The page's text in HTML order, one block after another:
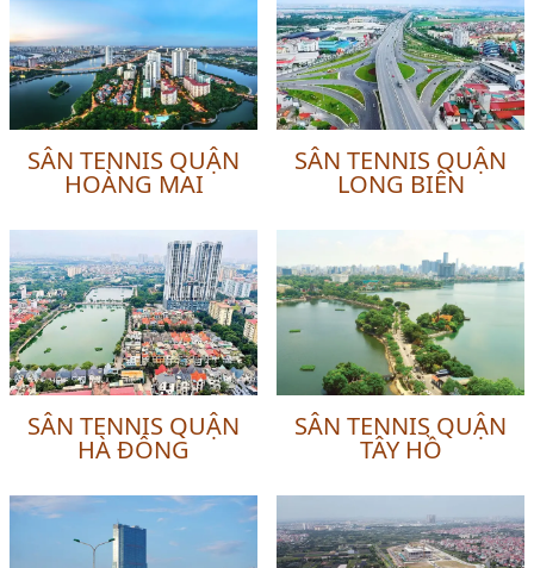
SÂN TENNIS QUẬN
HOÀNG MAI
SÂN TENNIS QUẬN
LONG BIÊN
SÂN TENNIS QUẬN
HÀ ĐÔNG
SÂN TENNIS QUẬN
TÂY HỒ